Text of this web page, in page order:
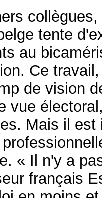
tente
au
Ce
de vision
vue
Mais il
« Il n'y a
français